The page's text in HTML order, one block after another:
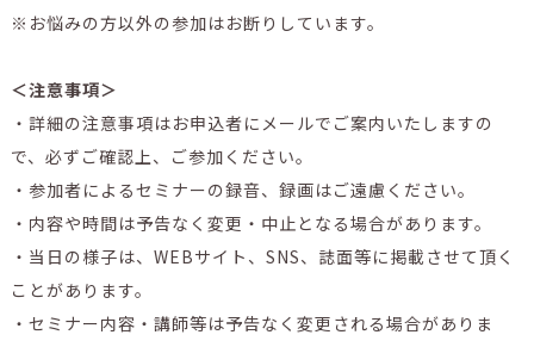
※お悩みの方以外の参加はお断りしています。
＜注意事項＞
・詳細の注意事項はお申込者にメールでご案内いたしますの
で、必ずご確認上、ご参加ください。
・参加者によるセミナーの録音、録画はご遠慮ください。
・内容や時間は予告なく変更・中止となる場合があります。
・当日の様子は、WEBサイト、SNS、誌面等に掲載させて頂く
ことがあります。
・セミナー内容・講師等は予告なく変更される場合がありま